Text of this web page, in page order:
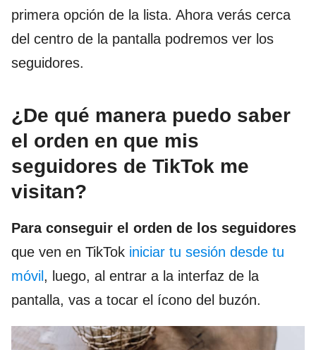
primera opción de la lista. Ahora verás cerca
del centro de la pantalla podremos ver los
seguidores.
¿De qué manera puedo saber
el orden en que mis
seguidores de TikTok me
visitan?
Para conseguir el orden de los seguidores
que ven en TikTok iniciar tu sesión desde tu
móvil , luego, al entrar a la interfaz de la
pantalla, vas a tocar el ícono del buzón.